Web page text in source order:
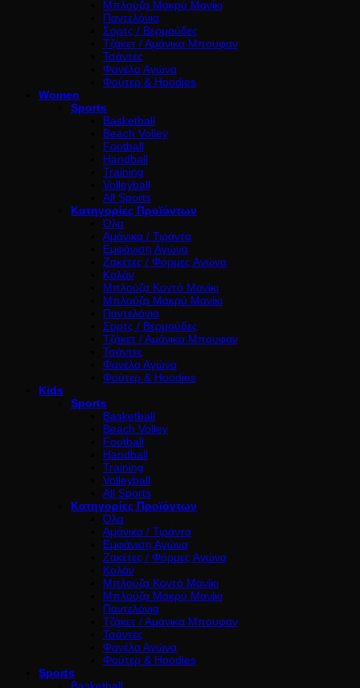
Μπλούζα Μακρύ Μανίκι
Παντελόνια
Σορτς / Βερμούδες
Τζάκετ / Αμάνικα Μπουφαν
Τσάντες
Φανέλα Αγώνα
Φούτερ & Hoodies
Women
Sports
Basketball
Beach Volley
Football
Handball
Training
Volleyball
All Sports
Κατηγορίες Προϊόντων
Όλα
Αμάνικα / Τιράντα
Εμφάνιση Αγώνα
Ζακέτες / Φόρμες Αγώνα
Κολάν
Μπλούζα Κοντό Μανίκι
Μπλούζα Μακρύ Μανίκι
Παντελόνια
Σορτς / Βερμούδες
Τζάκετ / Αμάνικα Μπουφαν
Τσάντες
Φανέλα Αγώνα
Φούτερ & Hoodies
Kids
Sports
Basketball
Beach Volley
Football
Handball
Training
Volleyball
All Sports
Κατηγορίες Προϊόντων
Όλα
Αμάνικα / Τιράντα
Εμφάνιση Αγώνα
Ζακέτες / Φόρμες Αγώνα
Κολάν
Μπλούζα Κοντό Μανίκι
Μπλούζα Μακρύ Μανίκι
Παντελόνια
Τζάκετ / Αμάνικα Μπουφαν
Τσάντες
Φανέλα Αγώνα
Φούτερ & Hoodies
Sports